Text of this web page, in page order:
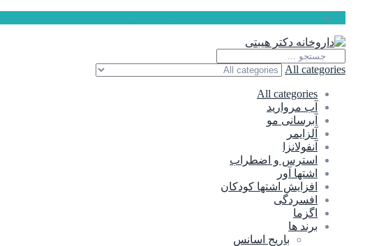
All categories
All categories
آب مروارید
آبرسانی مو
آلزایمر
آنفولانزا
استرس و اضطراب
اشتها آور
افزایش اشتها کودکان
افسردگی
اگزما
برند ها
باریج اسانس